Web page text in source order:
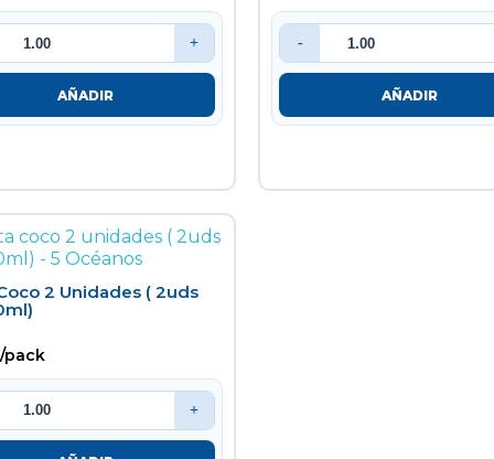
+
AÑADIR
-
AÑADIR
2 Unidades ( 2uds
pack
+